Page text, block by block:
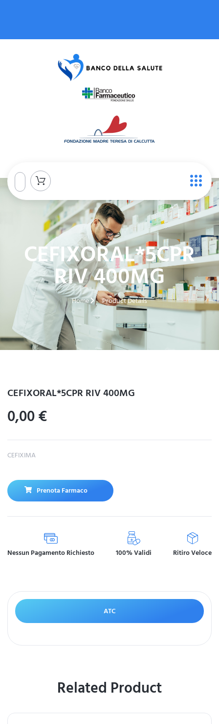
CEFIXORAL*5CPR
RIV 400MG
Home Product Details
CEFIXORAL*5CPR RIV 400MG
0,00€
CEFIXIMA
Prenota Farmaco
Nessun Pagamento Richiesto 100% Validi Ritiro Veloce
ATC
Related Product